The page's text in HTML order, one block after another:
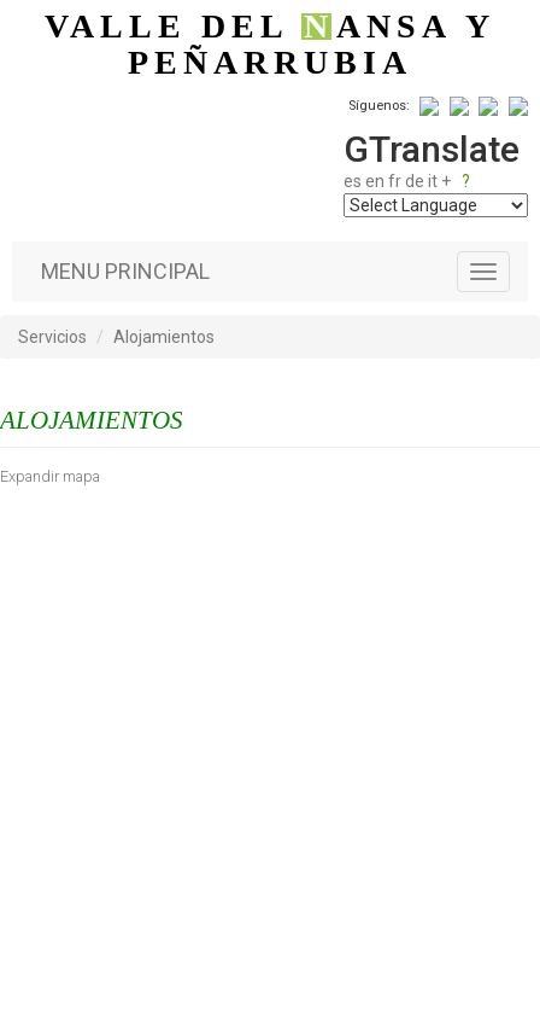
Pasar al contenido principal
VALLE DELNANSA Y
PEÑARRUBIA
Síguenos:
GTranslate
es en fr de it + ?
T
o
MENU PRINCIPAL
Servicios Alojamientos
ALOJAMIENTOS
Expandir mapa